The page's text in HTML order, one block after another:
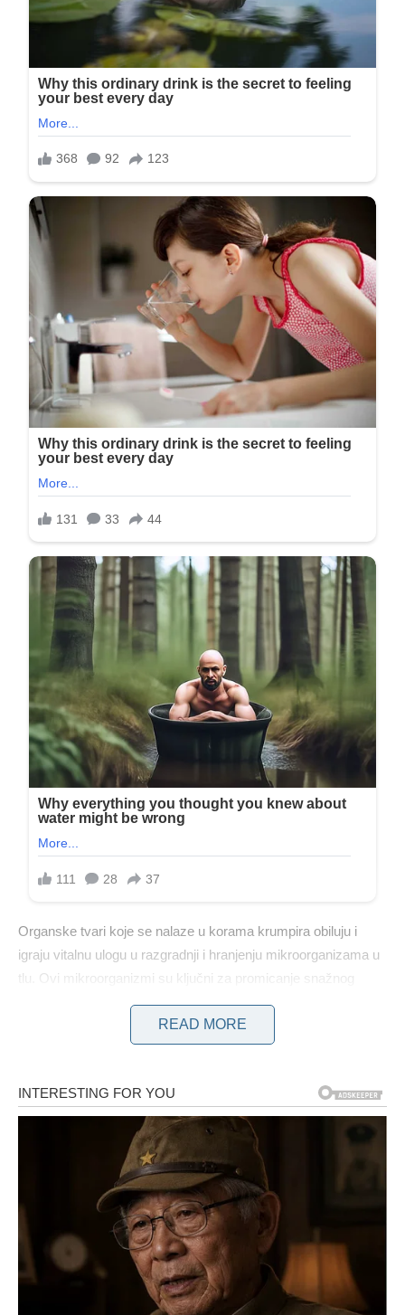
Organske tvari koje se nalaze u korama krumpira obiluju i
igraju vitalnu ulogu u razgradnji i hranjenju mikroorganizama u
tlu. Ovi mikroorganizmi su ključni za promicanje snažnog
rasta biljaka, budući da olakšavaju razgradnju hranjivih tvari,
čime se povećava njihova dostupnost korijenju biljke. Nadalje,
kora pridonosi zadržavanju vlage u tlu, što je faktor koji postaje
doživljavaju sušne uvjete.
Jednostavna metoda za iskorištavanje kora krumpira uključuje
njihovo nasjeckanje na manje komade i dodavanje u kompost.
Ovaj pristup osigurava jednoliku disperziju hranjivih tvari, čime
se povećava plodnost tla. Alternativno, ako kompost nije
dostupan, kore se mogu zakopati izravno u vrtu; međutim,
važno je izbjegavati njihovo postavljanje preblizu korijena
biljaka, jer prevelika količina može privući štetnike.
READ MORE